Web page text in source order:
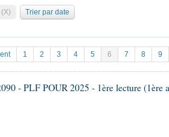
clés
de l'Assemblée ... )
Trier par date
1 2 3 4 5 6 7 8 9
- PLF POUR 2025 - 1ère lecture (1ère